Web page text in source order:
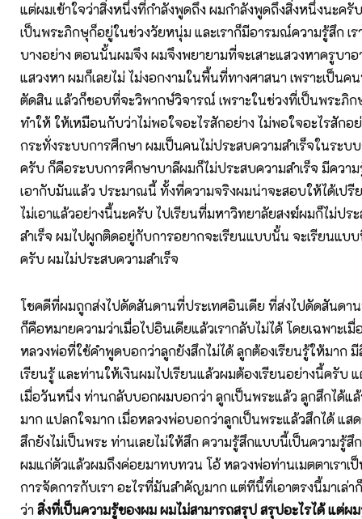
แต่ผมเข้าใจว่าสิ่งหนึ่งที่กำลังพูดถึงผมกำลังพูดถึงสิ่งหนึ่งนะครั
เป็นพระภิกษุก็อยู่ในช่วงวัยหนุ่ม และเราก็มีอารมณ์ความรู้สึก เร
บางอย่าง ตอนนั้นผมจึง ผมจึงพยายามที่จะเสาะแสวงหาครูบา
แสวงหา ผมก็เลยไม่ ไม่งอกงามในพื้นที่ทางศาสนา เพราะเป็น
ตัดสิน แล้วก็ชอบที่จะวิพากษ์วิจารณ์ เพราะในช่วงที่เป็นพระภิก
ทำให้ ให้เหมือนกับว่าไม่พอใจอะไรสักอย่าง ไม่พอใจอะไรสักอ
กระทั่งระบบการศึกษา ผมเป็นคนไม่ประสบความสำเร็จในระบ
ครับ ก็คือระบบการศึกษาบาลีผมก็ไม่ประสบความสำเร็จ มีควา
เอากับมันแล้ว ประมาณนี้ ทั้งที่ความจริงผมน่าจะสอบให้ได้เป
ไม่เอาแล้วอย่างนี้นะครับ ไปเรียนที่มหาวิทยาลัยสงฆ์ผมก็ไม่ปร
สำเร็จ ผมไปผูกติดอยู่กับการอยากจะเรียนแบบนั้น จะเรียนแบ
ครับ ผมไม่ประสบความสำเร็จ
โชคดีที่ผมถูกส่งไปดัดสันดานที่ประเทศอินเดีย ที่ส่งไปดัดสันดา
ก็คือหมายความว่าเมื่อไปอินเดียแล้วเรากลับไม่ได้ โดยเฉพาะเ
หลวงพ่อที่ใช้คำพูดบอกว่าลูกยังสึกไม่ได้ ลูกต้องเรียนรู้ให้มาก
เรียนรู้ และท่านให้เงินผมไปเรียนแล้วผมต้องเรียนอย่างนี้ครับ
เมื่อวันหนึ่ง ท่านกลับบอกผมบอกว่า ลูกเป็นพระแล้ว ลูกสึกได้แ
มาก แปลกใจมาก เมื่อหลวงพ่อบอกว่าลูกเป็นพระแล้วสึกได้ แส
สึกยังไม่เป็นพระ ท่านเลยไม่ให้สึก ความรู้สึกแบบนี้เป็นความรู้สึ
ผมแก่ตัวแล้วผมถึงค่อยมาทบทวน โอ้ หลวงพ่อท่านเมตตาเราเ
การจัดการกับเรา อะไรที่มันสำคัญมาก แต่ทีนี้ที่เอาตรงนี้มาเล่า
ว่าสิ่งที่เป็นความรู้ของผม ผมไม่สามารถสรุป สรุปอะไรได้ แต่ผ